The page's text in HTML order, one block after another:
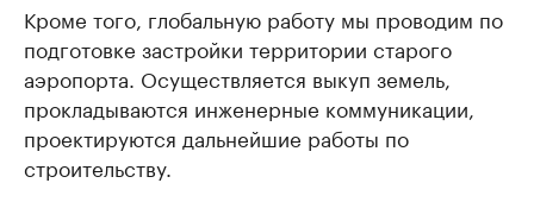
Кроме того, глобальную работу мы проводим по
подготовке застройки территории старого
аэропорта. Осуществляется выкуп земель,
прокладываются инженерные коммуникации,
проектируются дальнейшие работы по
строительству.